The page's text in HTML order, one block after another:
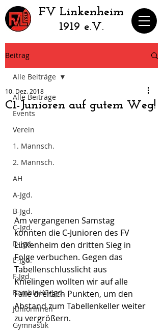
​FV Linkenheim
1919 e.V.
Beitrag
Alle Beiträge
Events
Verein
1. Mannsch.
2. Mannsch.
AH
A-Jgd.
B-Jgd.
C-Jgd.
D-Jgd.
E-Jgd.
F-Jgd.
Bambini/G-Jgd.
Juniorinnen
Gymnastik
Alle Beiträge
C1-Junioren auf gutem Weg!
10. Dez. 2018
Am vergangenen Samstag
konnten die C-Junioren des FV
Linkenheim den dritten Sieg in
Folge verbuchen. Gegen das
Tabellenschlusslicht aus
Knielingen wollten wir auf alle
Fälle dreifach Punkten, um den
Abstand zum Tabellenkeller weiter
zu vergrößern.